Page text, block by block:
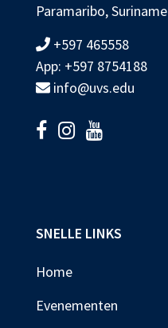
Paramaribo, Suriname
+597 465558
App: +597 8754188
info@uvs.edu
SNELLE LINKS
Home
Evenementen